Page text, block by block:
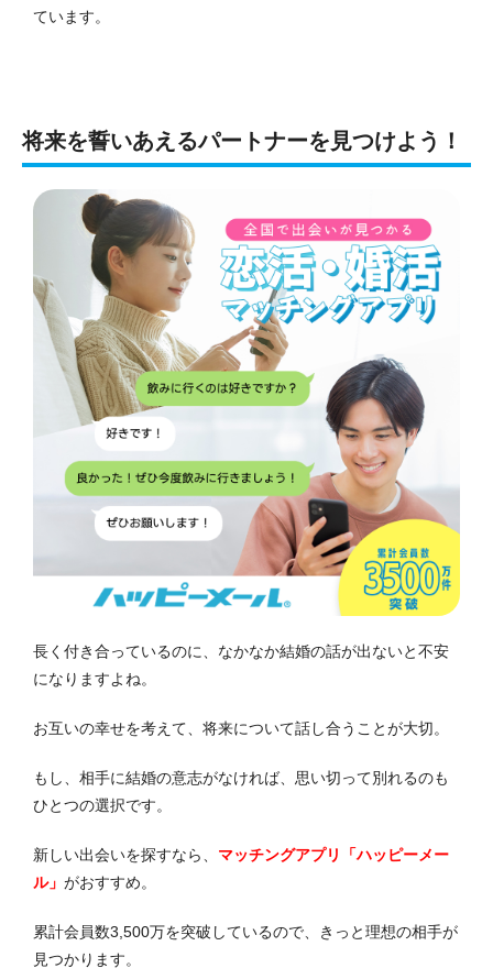
ています。
将来を誓いあえるパートナーを見つけよう！
長く付き合っているのに、なかなか結婚の話が出ないと不安
になりますよね。
お互いの幸せを考えて、将来について話し合うことが大切。
もし、相手に結婚の意志がなければ、思い切って別れるのも
ひとつの選択です。
新しい出会いを探すなら、 マッチングアプリ「ハッピーメー
ル」 がおすすめ。
累計会員数3,500万を突破しているので、きっと理想の相手が
見つかります。